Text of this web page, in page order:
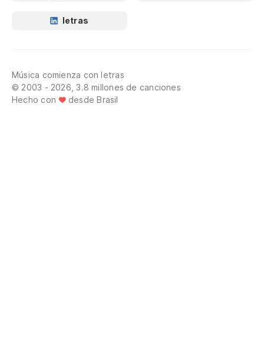
letras
Música comienza con letras
© 2003 - 2026, 3.8 millones de canciones
Hecho con
desde Brasil